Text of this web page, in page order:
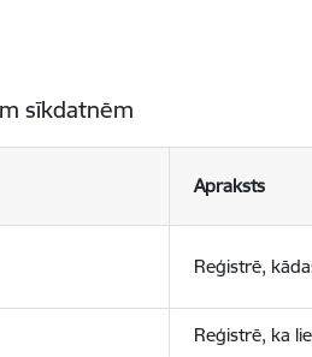
sīkdatnēm
Apraksts
Reģistrē,
Reģistrē, ka